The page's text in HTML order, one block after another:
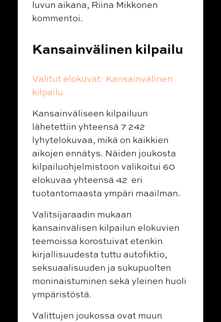
luvun aikana, Riina Mikkonen
kommentoi.
Kansainvälinen kilpailu
Valitut elokuvat: Kansainvälinen
kilpailu
Kansainväliseen kilpailuun
lähetettiin yhteensä 7 242
lyhytelokuvaa, mikä on kaikkien
aikojen ennätys. Näiden joukosta
kilpailuohjelmistoon valikoitui 60
elokuvaa yhteensä 42 eri
tuotantomaasta ympäri maailman.
Valitsijaraadin mukaan
kansainvälisen kilpailun elokuvien
teemoissa korostuivat etenkin
kirjallisuudesta tuttu autofiktio,
seksuaalisuuden ja sukupuolten
moninaistuminen sekä yleinen huoli
ympäristöstä.
Valittujen joukossa ovat muun